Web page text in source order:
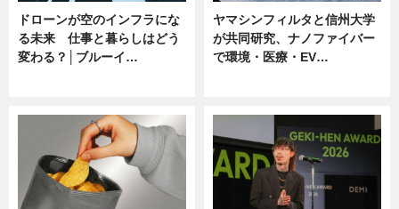
ドローンが空のインフラにな
る未来 仕事と暮らしはどう
変わる？│ブルーイ…
ヤマシンフィルタと信州大学
が共同研究、ナノファイバー
で環境・医療・EV…